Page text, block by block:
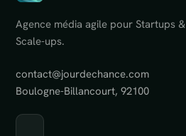
Agence média agile pour Startups &
Scale-ups.
contact@jourdechance.com
Boulogne-Billancourt, 92100